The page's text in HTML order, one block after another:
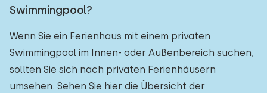
Swimmingpool?
Wenn Sie ein Ferienhaus mit einem privaten
Swimmingpool im Innen- oder Außenbereich suchen,
sollten Sie sich nach privaten Ferienhäusern
umsehen. Sehen Sie hier die Übersicht der